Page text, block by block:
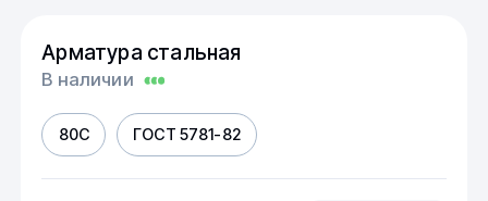
Арматура стальная
В наличии
80С ГОСТ 5781-82